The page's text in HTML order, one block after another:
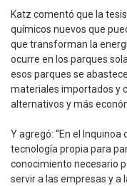
Katz comentó que la
químicos nuevos que
que transforman la
ocurre en los parques
esos parques se
materiales importados y
alternativos y más
Y agregó: “En el
tecnología propia para
conocimiento necesario
servir a las empresas y a